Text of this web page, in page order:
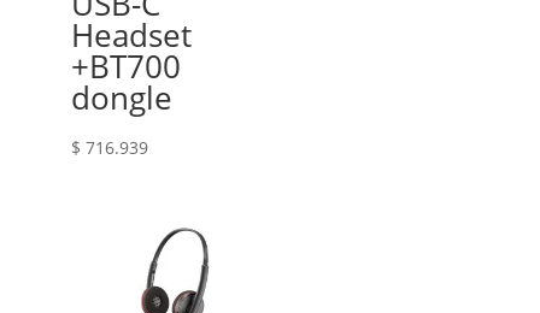
Headset
+BT700
dongle
$ 716.939